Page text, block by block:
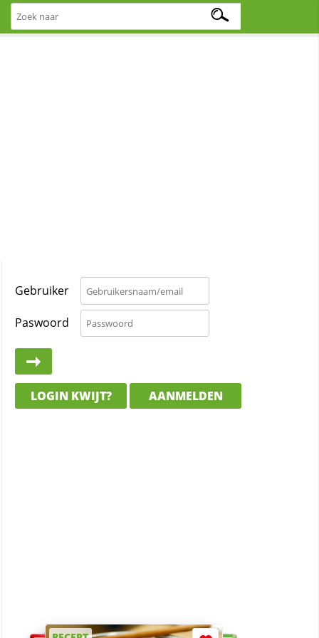
Gebruiker
Paswoord
LOGIN KWIJT? AANMELDEN